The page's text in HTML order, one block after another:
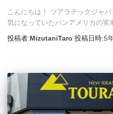
こんにちは！ ツアラテックジャ
気になっていたパンアメリカの実
投稿者:MizutaniTaro 投稿日時:5